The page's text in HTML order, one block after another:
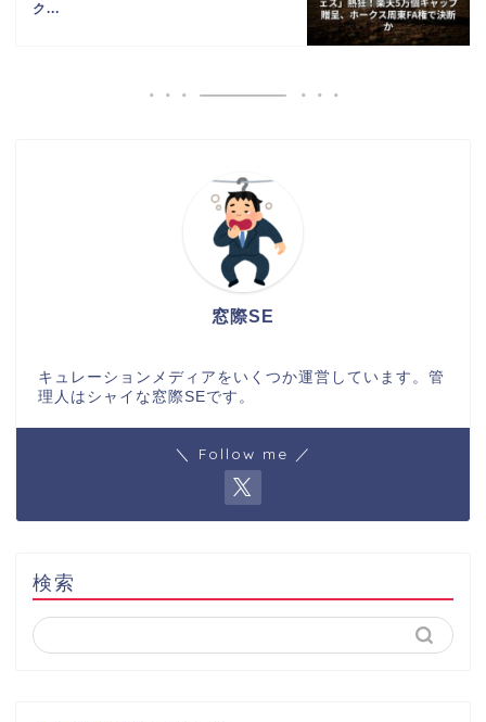
ク...
窓際SE
キュレーションメディアをいくつか運営しています。管
理人はシャイな窓際SEです。
＼ Follow me ／
検索